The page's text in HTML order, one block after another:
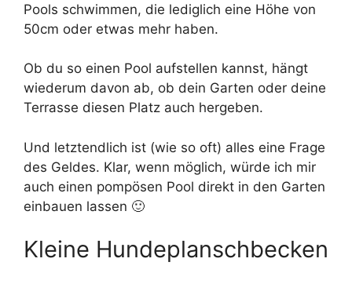
Pools schwimmen, die lediglich eine Höhe von
50cm oder etwas mehr haben.
Ob du so einen Pool aufstellen kannst, hängt
wiederum davon ab, ob dein Garten oder deine
Terrasse diesen Platz auch hergeben.
Und letztendlich ist (wie so oft) alles eine Frage
des Geldes. Klar, wenn möglich, würde ich mir
auch einen pompösen Pool direkt in den Garten
einbauen lassen 🙂
Kleine Hundeplanschbecken